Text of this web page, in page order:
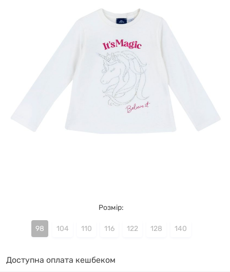
Розмір:
98 104 110 116 122 128 140
Доступна оплата кешбеком